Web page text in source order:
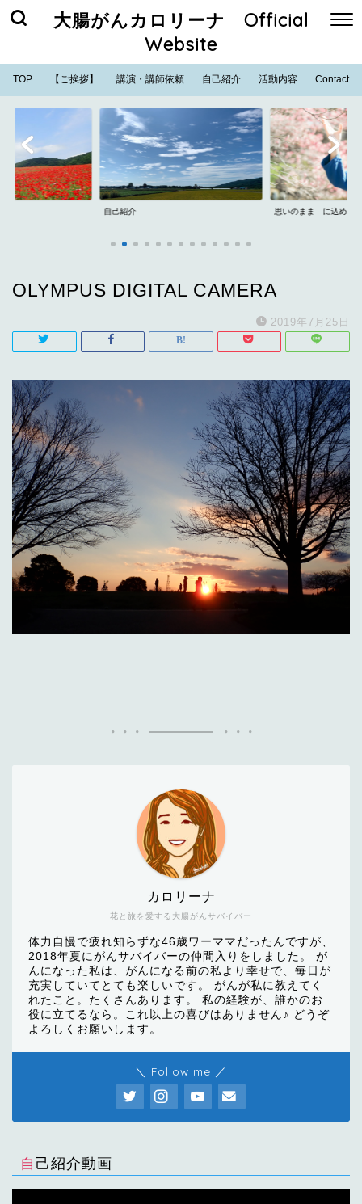
大腸がんカロリーナ Official
Website
TOP 【ご挨拶】 講演・講師依頼 自己紹介 活動内容 Contact
自己紹介 思いのまま に込めた
OLYMPUS DIGITAL CAMERA
2019年7月25日
花と旅を愛する大腸がんサバイバー
カロリーナ
体力自慢で疲れ知らずな46歳ワーママだったんですが、
2018年夏にがんサバイバーの仲間入りをしました。 が
んになった私は、がんになる前の私より幸せで、毎日が
充実していてとても楽しいです。 がんが私に教えてく
れたこと。たくさんあります。 私の経験が、誰かのお
役に立てるなら。これ以上の喜びはありません♪ どうぞ
よろしくお願いします。
＼ Follow me ／
自己紹介動画